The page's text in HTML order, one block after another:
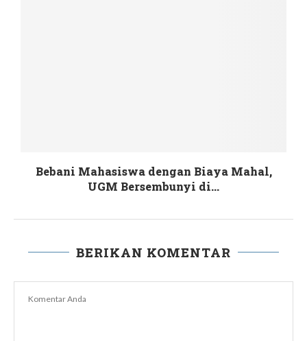
Bebani Mahasiswa dengan Biaya Mahal,
UGM Bersembunyi di...
BERIKAN KOMENTAR